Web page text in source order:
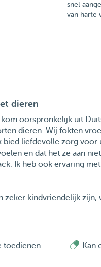
snel
van harte
dieren
oorspronkelijk uit
dieren. Wij fokten
bied liefdevolle zorg
en dat het ze aan
Ik heb ook ervaring
zeker kindvriendelijk
toedienen Kan